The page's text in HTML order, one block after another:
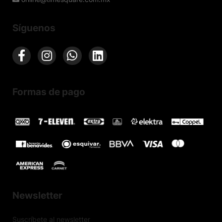
Síguenos
Formas de pago
Newsletter
Suscríbete al newsletter